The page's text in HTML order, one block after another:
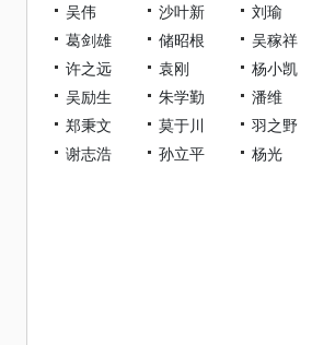
吴伟
沙叶新
刘瑜
葛剑雄
储昭根
吴稼祥
许之远
袁刚
杨小凯
吴励生
朱学勤
潘维
郑秉文
莫于川
羽之野
谢志浩
孙立平 杨光